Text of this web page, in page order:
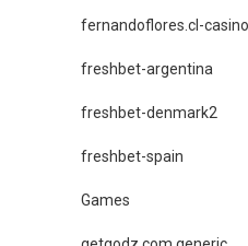
fernandoflores.cl-
freshbet-argentina
freshbet-denmark2
freshbet-spain
Games